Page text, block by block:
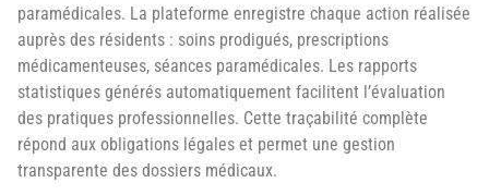
paramédicales. La plateforme enregistre chaque action réalisée
auprès des résidents : soins prodigués, prescriptions
médicamenteuses, séances paramédicales. Les rapports
statistiques générés automatiquement facilitent l’évaluation
des pratiques professionnelles. Cette traçabilité complète
répond aux obligations légales et permet une gestion
transparente des dossiers médicaux.